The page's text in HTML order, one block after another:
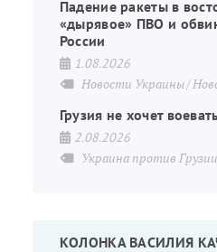
Падение ракеты в
«дырявое» ПВО и
России
1.08.2026
Новости Украины
Грузия не хочет
2.08.2026
Украина против Грузии
КОЛОНКА ВАСИЛИЯ